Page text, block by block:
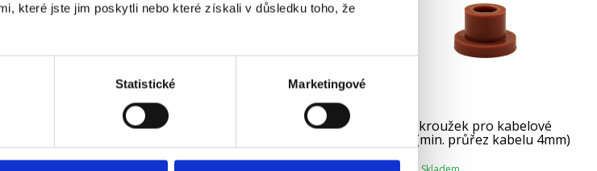
které jste jim poskytli nebo které získali v důsledku toho, že
Statistické Marketingové
Kabelová spojka IP68, typ T, Těsnící kroužek pro kabelové
spojky (min. průřez kabelu 4mm)